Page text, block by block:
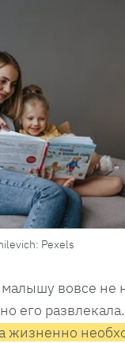
Pexels
вовсе не
его
жизненно